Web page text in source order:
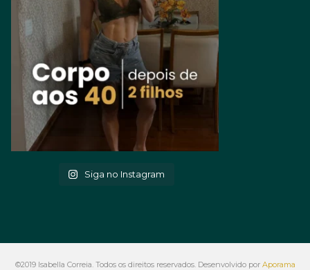
Siga no Instagram
©2019 Isabella Correia. Todos os direitos reservados. Desenvolvido por Aporama